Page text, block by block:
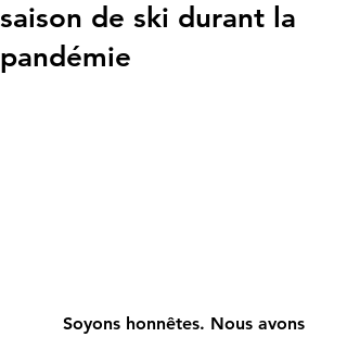
saison de ski durant la
pandémie